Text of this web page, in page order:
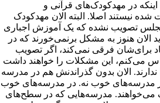
در مهدکودک‌های قرآنی و
نیستند اصلا. البته الان مهدکودک
تصویب نشده که یک آموزش اجباری
الان هنوز به مشکل برنمی‌خورند که در
برای‌شان فرقی نمی‌کند، اگر تصویب
می‌کنم، این مشکلات را خواهند داشت
الان بدون گذراندنش هم در مدرسه
مدرسه‌های خوب نه. در مدرسه‌های خوب
می‌خواهند. مدرسه‌هایی که در سطح‌های